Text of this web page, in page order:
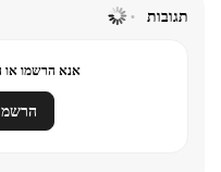
תגובות
אנא הרשמו או